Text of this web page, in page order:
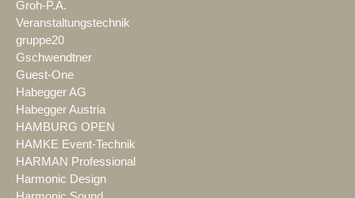
Groh-P.A.
Veranstaltungstechnik
gruppe20
Gschwendtner
Guest-One
Habegger AG
Habegger Austria
HAMBURG OPEN
HAMKE Event-Technik
HARMAN Professional
Harmonic Design